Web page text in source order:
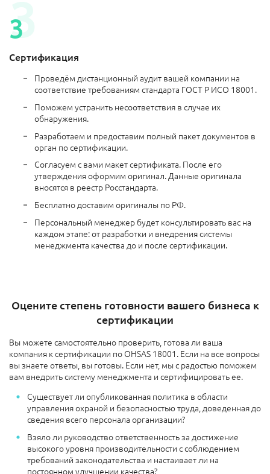
Сертификация
Проведём дистанционный аудит вашей компании на
соответствие требованиям стандарта ГОСТ Р ИСО 18001.
Поможем устранить несоответствия в случае их
обнаружения.
Разработаем и предоставим полный пакет документов в
орган по сертификации.
Согласуем с вами макет сертификата. После его
утверждения оформим оригинал. Данные оригинала
вносятся в реестр Росстандарта.
Бесплатно доставим оригиналы по РФ.
Персональный менеджер будет консультировать вас на
каждом этапе: от разработки и внедрения системы
менеджмента качества до и после сертификации.
Оцените степень готовности вашего бизнеса к
сертификации
Вы можете самостоятельно проверить, готова ли ваша
компания к сертификации по OHSAS 18001. Если на все вопросы
вы знаете ответы, вы готовы. Если нет, мы с радостью поможем
вам внедрить систему менеджмента и сертифицировать ее.
Существует ли опубликованная политика в области
управления охраной и безопасностью труда, доведенная до
сведения всего персонала организации?
Взяло ли руководство ответственность за достижение
высокого уровня производительности с соблюдением
требований законодательства и настаивает ли на
постоянном улучшении качества?